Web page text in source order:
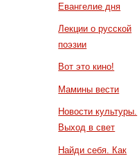
Евангелие дня
Лекции о русской
поэзии
Вот это кино!
Мамины вести
Новости культуры.
Выход в свет
Найди себя. Как